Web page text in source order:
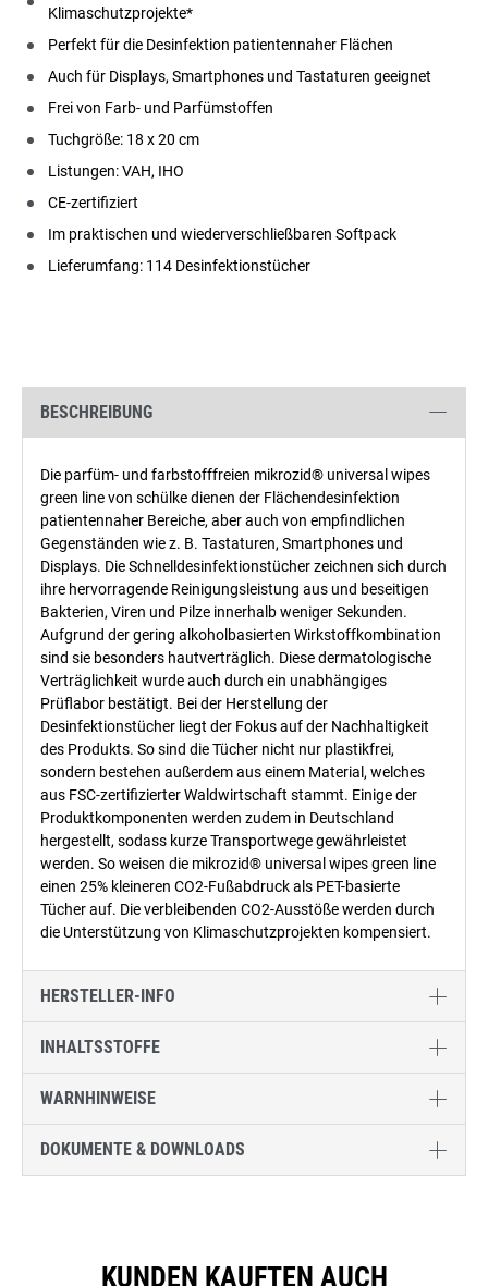
Klimaschutzprojekte*
Perfekt für die Desinfektion patientennaher Flächen
Auch für Displays, Smartphones und Tastaturen geeignet
Frei von Farb- und Parfümstoffen
Tuchgröße: 18 x 20 cm
Listungen: VAH, IHO
CE-zertifiziert
Im praktischen und wiederverschließbaren Softpack
Lieferumfang: 114 Desinfektionstücher
BESCHREIBUNG
Die parfüm- und farbstofffreien mikrozid® universal wipes
green line von schülke dienen der Flächendesinfektion
patientennaher Bereiche, aber auch von empfindlichen
Gegenständen wie z. B. Tastaturen, Smartphones und
Displays. Die Schnelldesinfektionstücher zeichnen sich durch
ihre hervorragende Reinigungsleistung aus und beseitigen
Bakterien, Viren und Pilze innerhalb weniger Sekunden.
Aufgrund der gering alkoholbasierten Wirkstoffkombination
sind sie besonders hautverträglich. Diese dermatologische
Verträglichkeit wurde auch durch ein unabhängiges
Prüflabor bestätigt. Bei der Herstellung der
Desinfektionstücher liegt der Fokus auf der Nachhaltigkeit
des Produkts. So sind die Tücher nicht nur plastikfrei,
sondern bestehen außerdem aus einem Material, welches
aus FSC-zertifizierter Waldwirtschaft stammt. Einige der
Produktkomponenten werden zudem in Deutschland
hergestellt, sodass kurze Transportwege gewährleistet
werden. So weisen die mikrozid® universal wipes green line
einen 25% kleineren CO2-Fußabdruck als PET-basierte
Tücher auf. Die verbleibenden CO2-Ausstöße werden durch
die Unterstützung von Klimaschutzprojekten kompensiert.
HERSTELLER-INFO
INHALTSSTOFFE
WARNHINWEISE
DOKUMENTE & DOWNLOADS
KUNDEN KAUFTEN AUCH